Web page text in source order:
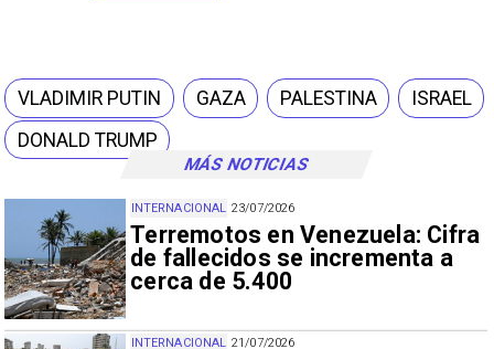
MÁS NOTICIAS
23/07/2026
Terremotos en Venezuela: Cifra
de fallecidos se incrementa a
cerca de 5.400
INTERNACIONAL
21/07/2026
INTERNACIONAL
VLADIMIR PUTIN GAZA PALESTINA
ISRAEL
DONALD TRUMP